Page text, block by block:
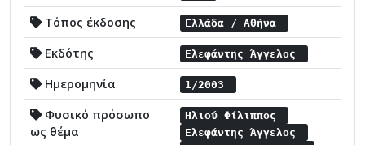
Τόπος έκδοσης Ελλάδα / Αθήνα
Εκδότης Ελεφάντης Άγγελος
Ημερομηνία 1/2003
Φυσικό πρόσωπο
ως θέμα
Ηλιού Φίλιππος
Ελεφάντης Άγγελος